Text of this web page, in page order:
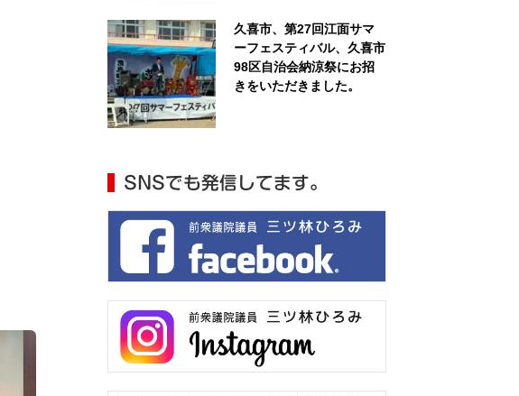
久喜市、第27回江面サマ
ーフェスティバル、久喜市
98区自治会納涼祭にお招
きをいただきました。
SNSでも発信してます。